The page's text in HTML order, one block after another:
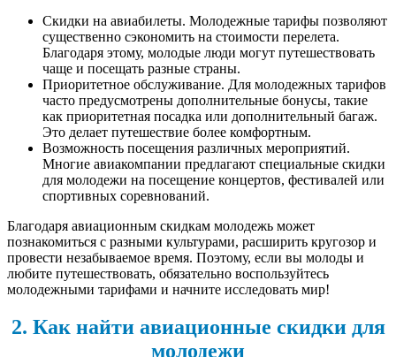
Скидки на авиабилеты. Молодежные тарифы позволяют
существенно сэкономить на стоимости перелета.
Благодаря этому, молодые люди могут путешествовать
чаще и посещать разные страны.
Приоритетное обслуживание. Для молодежных тарифов
часто предусмотрены дополнительные бонусы, такие
как приоритетная посадка или дополнительный багаж.
Это делает путешествие более комфортным.
Возможность посещения различных мероприятий.
Многие авиакомпании предлагают специальные скидки
для молодежи на посещение концертов, фестивалей или
спортивных соревнований.
Благодаря авиационным скидкам молодежь может
познакомиться с разными культурами, расширить кругозор и
провести незабываемое время. Поэтому, если вы молоды и
любите путешествовать, обязательно воспользуйтесь
молодежными тарифами и начните исследовать мир!
2. Как найти авиационные скидки для
молодежи